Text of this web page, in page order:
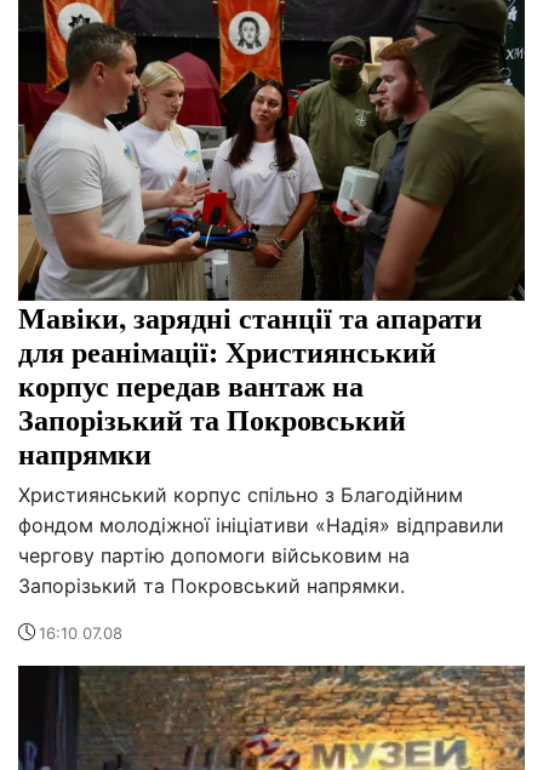
Мавіки, зарядні станції та апарати
для реанімації: Християнський
корпус передав вантаж на
Запорізький та Покровський
напрямки
Християнський корпус спільно з Благодійним
фондом молодіжної ініціативи «Надія» відправили
чергову партію допомоги військовим на
Запорізький та Покровський напрямки.
16:10 07.08